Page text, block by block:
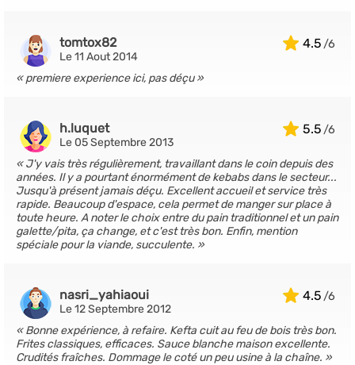
4.5
tomtox82
Le 11 Aout 2014
premiere experience ici, pas déçu
5.5
h.luquet
Le 05 Septembre 2013
J'y vais très régulièrement, travaillant dans le coin depuis des
années. Il y a pourtant énormément de kebabs dans le secteur...
Jusqu'à présent jamais déçu. Excellent accueil et service très
rapide. Beaucoup d'espace, cela permet de manger sur place à
toute heure. A noter le choix entre du pain traditionnel et un pain
galette/pita, ça change, et c'est très bon. Enfin, mention
spéciale pour la viande, succulente.
4.5
nasri_yahiaoui
Le 12 Septembre 2012
Bonne expérience, à refaire. Kefta cuit au feu de bois très bon.
Frites classiques, efficaces. Sauce blanche maison excellente.
Crudités fraîches. Dommage le coté un peu usine à la chaîne.